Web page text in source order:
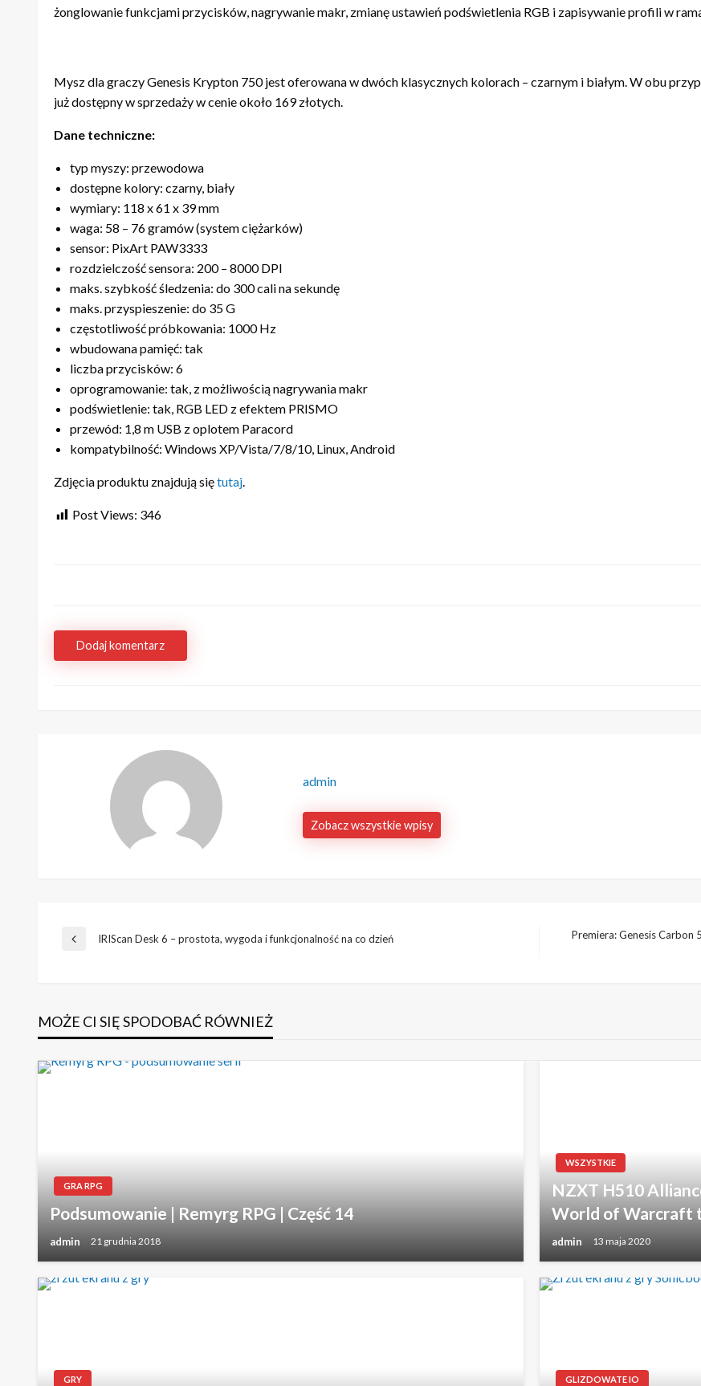
żonglowanie funkcjami przycisków, nagrywanie makr, zmianę ustawień podświetlenia RGB i zapisywanie profili w
Mysz dla graczy Genesis Krypton 750 jest oferowana w dwóch klasycznych kolorach – czarnym i białym. W obu
już dostępny w sprzedaży w cenie około 169 złotych.
Dane techniczne:
typ myszy: przewodowa
dostępne kolory: czarny, biały
wymiary: 118 x 61 x 39 mm
waga: 58 – 76 gramów (system ciężarków)
sensor: PixArt PAW3333
rozdzielczość sensora: 200 – 8000 DPI
maks. szybkość śledzenia: do 300 cali na sekundę
maks. przyspieszenie: do 35 G
częstotliwość próbkowania: 1000 Hz
wbudowana pamięć: tak
liczba przycisków: 6
oprogramowanie: tak, z możliwością nagrywania makr
podświetlenie: tak, RGB LED z efektem PRISMO
przewód: 1,8 m USB z oplotem Paracord
kompatybilność: Windows XP/Vista/7/8/10, Linux, Android
Zdjęcia produktu znajdują siętutaj.
Post Views: 346
Dodaj komentarz
admin
Zobacz wszystkie wpisy
Nawigacja
Poprzedni
IRIScan Desk 6 – prostota, wygoda i funkcjonalność na co dzień
Premiera: Genesis Carbon
MOŻE CI SIĘ SPODOBAĆ RÓWNIEŻ
GRA RPG
Podsumowanie | Remyrg RPG | Część 14
admin 21 grudnia 2018
WSZYSTKIE
NZXT H510
World of Warcraft
admin 13 maja 2020
GRY GLIZDOWATE IO